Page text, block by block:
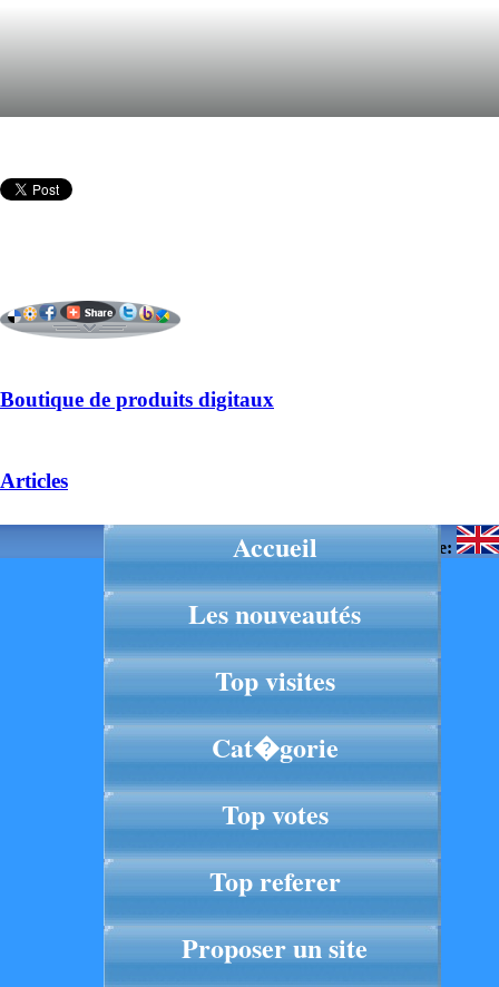
Boutique de produits digitaux
Articles
Langue:
Accueil
Les nouveautés
Top visites
Cat�gorie
Top votes
Top referer
Proposer un site